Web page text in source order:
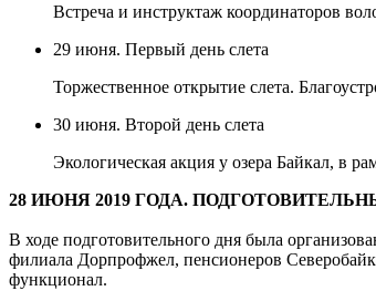
Встреча и инструктаж координаторов
29 июня. Первый день слета
Торжественное открытие слета.
30 июня. Второй день слета
Экологическая акция у озера Байкал, в
28 ИЮНЯ 2019 ГОДА.
В ходе подготовительного дня была
филиала Дорпрофжел, пенсионеров
функционал.